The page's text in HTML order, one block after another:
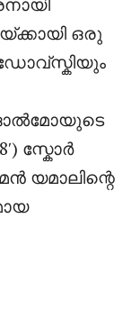
ഒരു
ഓൽമോയുടെ
സ്കോർ
യമാലിന്റെ